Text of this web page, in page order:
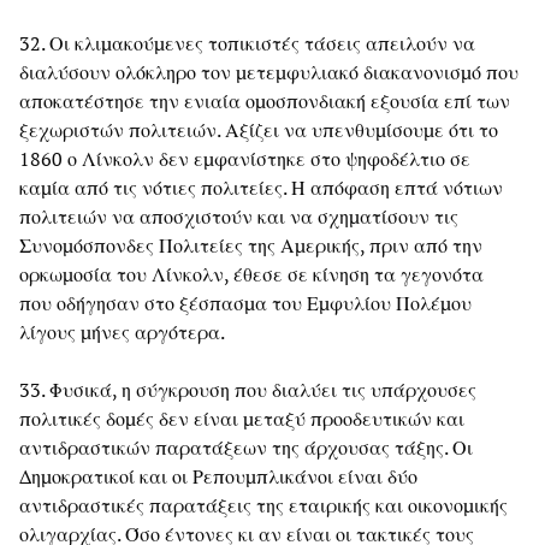
32. Οι κλιμακούμενες τοπικιστές τάσεις απειλούν να
διαλύσουν ολόκληρο τον μετεμφυλιακό διακανονισμό που
αποκατέστησε την ενιαία ομοσπονδιακή εξουσία επί των
ξεχωριστών πολιτειών. Αξίζει να υπενθυμίσουμε ότι το
1860 ο Λίνκολν δεν εμφανίστηκε στο ψηφοδέλτιο σε
καμία από τις νότιες πολιτείες. Η απόφαση επτά νότιων
πολιτειών να αποσχιστούν και να σχηματίσουν τις
Συνομόσπονδες Πολιτείες της Αμερικής, πριν από την
ορκωμοσία του Λίνκολν, έθεσε σε κίνηση τα γεγονότα
που οδήγησαν στο ξέσπασμα του Εμφυλίου Πολέμου
λίγους μήνες αργότερα.
33. Φυσικά, η σύγκρουση που διαλύει τις υπάρχουσες
πολιτικές δομές δεν είναι μεταξύ προοδευτικών και
αντιδραστικών παρατάξεων της άρχουσας τάξης. Οι
Δημοκρατικοί και οι Ρεπουμπλικάνοι είναι δύο
αντιδραστικές παρατάξεις της εταιρικής και οικονομικής
ολιγαρχίας. Όσο έντονες κι αν είναι οι τακτικές τους